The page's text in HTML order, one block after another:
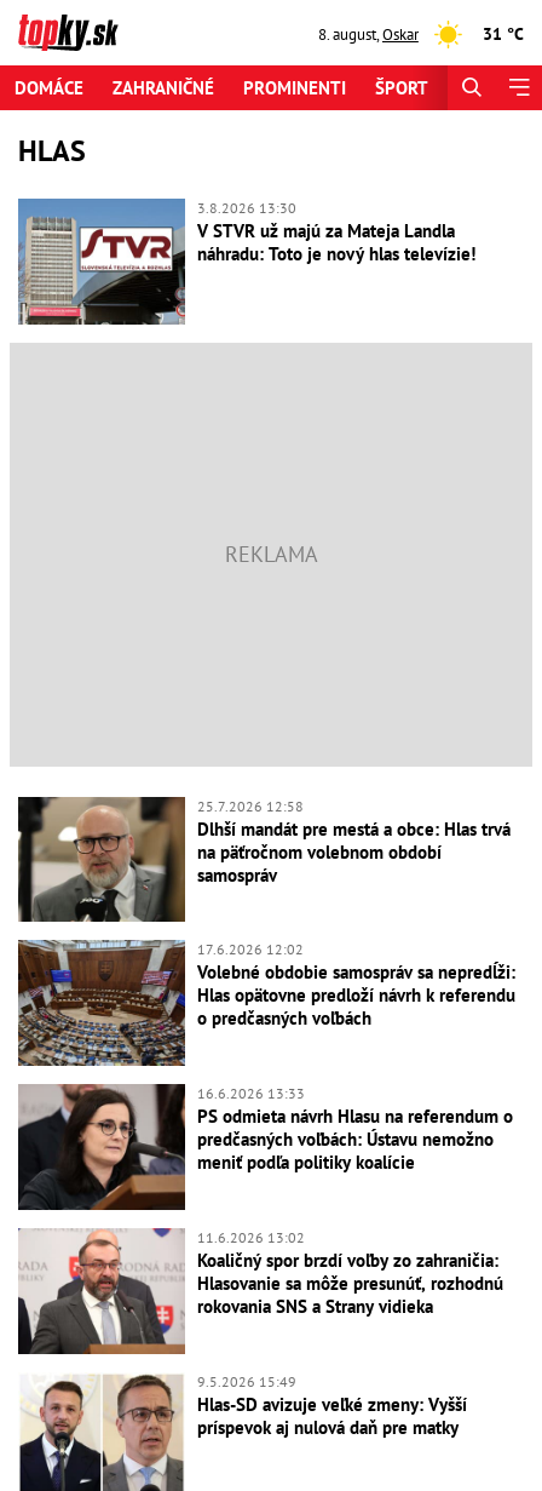
8. august,Oskar 31 °C
DOMÁCE ZAHRANIČNÉ PROMINENTI ŠPORT
HLAS
3.8.2026 13:30
V STVR už majú za Mateja Landla
náhradu: Toto je nový hlas televízie!
25.7.2026 12:58
Dlhší mandát pre mestá a obce: Hlas trvá
na päťročnom volebnom období
samospráv
17.6.2026 12:02
Volebné obdobie samospráv sa nepredĺži:
Hlas opätovne predloží návrh k referendu
o predčasných voľbách
16.6.2026 13:33
PS odmieta návrh Hlasu na referendum o
predčasných voľbách: Ústavu nemožno
meniť podľa politiky koalície
11.6.2026 13:02
Koaličný spor brzdí voľby zo zahraničia:
Hlasovanie sa môže presunúť, rozhodnú
rokovania SNS a Strany vidieka
9.5.2026 15:49
Hlas-SD avizuje veľké zmeny: Vyšší
príspevok aj nulová daň pre matky